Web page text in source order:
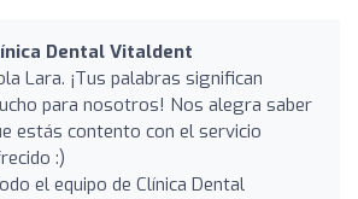
Dental Vitaldent
Lara. ¡Tus palabras significan
para nosotros! Nos alegra saber
estás contento con el servicio
:)
el equipo de Clínica Dental